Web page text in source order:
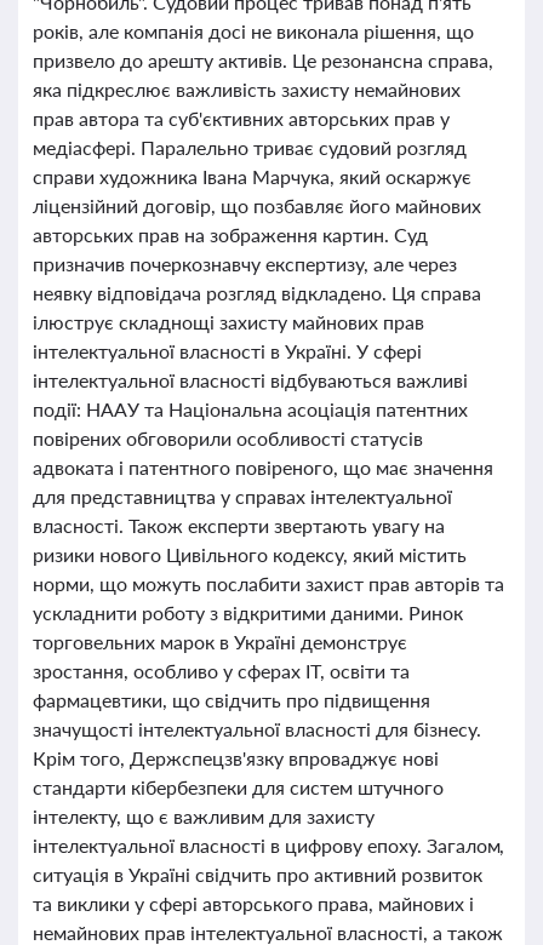
років, але компанія досі не виконала рішення, що
призвело до арешту активів. Це резонансна справа,
яка підкреслює важливість захисту немайнових
прав автора та суб'єктивних авторських прав у
медіасфері. Паралельно триває судовий розгляд
справи художника Івана Марчука, який оскаржує
ліцензійний договір, що позбавляє його майнових
авторських прав на зображення картин. Суд
призначив почеркознавчу експертизу, але через
неявку відповідача розгляд відкладено. Ця справа
ілюструє складнощі захисту майнових прав
інтелектуальної власності в Україні. У сфері
інтелектуальної власності відбуваються важливі
події: НААУ та Національна асоціація патентних
повірених обговорили особливості статусів
адвоката і патентного повіреного, що має значення
для представництва у справах інтелектуальної
власності. Також експерти звертають увагу на
ризики нового Цивільного кодексу, який містить
норми, що можуть послабити захист прав авторів та
ускладнити роботу з відкритими даними. Ринок
торговельних марок в Україні демонструє
зростання, особливо у сферах IT, освіти та
фармацевтики, що свідчить про підвищення
значущості інтелектуальної власності для бізнесу.
Крім того, Держспецзв'язку впроваджує нові
стандарти кібербезпеки для систем штучного
інтелекту, що є важливим для захисту
інтелектуальної власності в цифрову епоху. Загалом,
ситуація в Україні свідчить про активний розвиток
та виклики у сфері авторського права, майнових і
немайнових прав інтелектуальної власності, а також